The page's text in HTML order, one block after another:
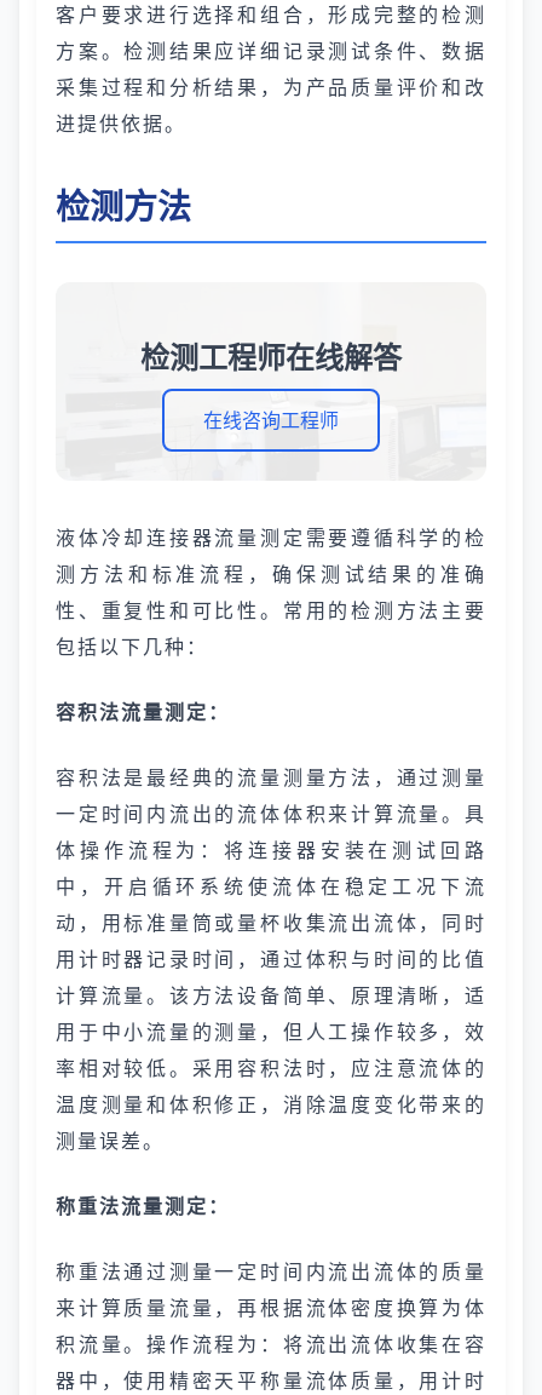
客户要求进行选择和组合，形成完整的检测
方案。检测结果应详细记录测试条件、数据
采集过程和分析结果，为产品质量评价和改
进提供依据。
检测方法
检测工程师在线解答
在线咨询工程师
液体冷却连接器流量测定需要遵循科学的检
测方法和标准流程，确保测试结果的准确
性、重复性和可比性。常用的检测方法主要
包括以下几种：
容积法流量测定：
容积法是最经典的流量测量方法，通过测量
一定时间内流出的流体体积来计算流量。具
体操作流程为：将连接器安装在测试回路
中，开启循环系统使流体在稳定工况下流
动，用标准量筒或量杯收集流出流体，同时
用计时器记录时间，通过体积与时间的比值
计算流量。该方法设备简单、原理清晰，适
用于中小流量的测量，但人工操作较多，效
率相对较低。采用容积法时，应注意流体的
温度测量和体积修正，消除温度变化带来的
测量误差。
称重法流量测定：
称重法通过测量一定时间内流出流体的质量
来计算质量流量，再根据流体密度换算为体
积流量。操作流程为：将流出流体收集在容
器中，使用精密天平称量流体质量，用计时